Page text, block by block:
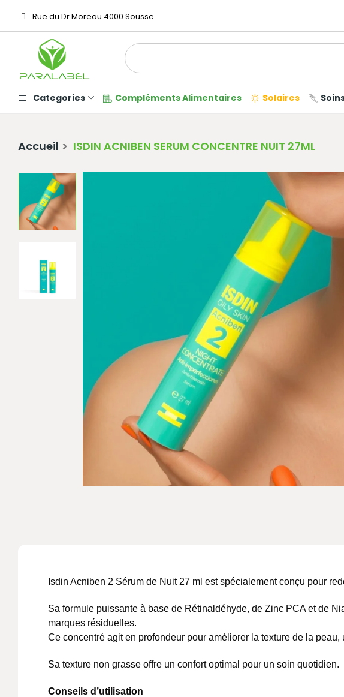
Rue du Dr Moreau 4000 Sousse
Categories Compléments Alimentaires Solaires
Accueil ISDIN ACNIBEN SERUM CONCENTRE NUIT 27ML
Isdin Acniben 2 Sérum de Nuit 27 ml est spécialement conçu pour
Sa formule puissante à base de Rétinaldéhyde, de Zinc PCA et de
marques résiduelles.
Ce concentré agit en profondeur pour améliorer la texture de la
Sa texture non grasse offre un confort optimal pour un soin quotidien.
Conseils d’utilisation